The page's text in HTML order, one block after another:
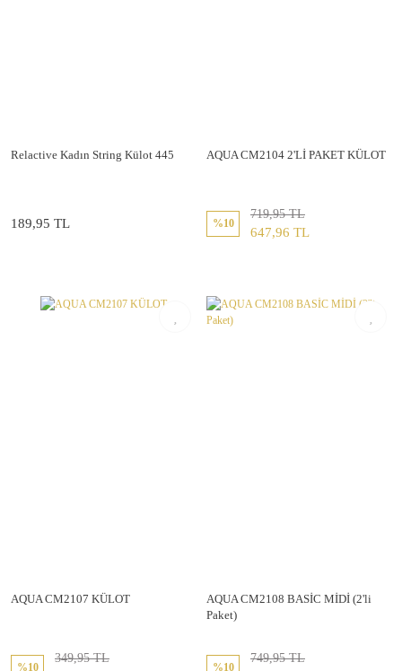
Relactive Kadın String Külot 445
189,95 TL
AQUA CM2104 2'Lİ PAKET KÜLOT
%10
719,95 TL
647,96 TL
AQUA CM2107 KÜLOT
%10
349,95 TL
AQUA CM2108 BASİC MİDİ (2'li
Paket)
%10
749,95 TL